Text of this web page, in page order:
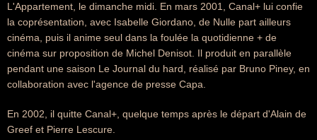
L'Appartement, le dimanche midi. En mars 2001, Canal+ lui confie
la coprésentation, avec Isabelle Giordano, de Nulle part ailleurs
cinéma, puis il anime seul dans la foulée la quotidienne + de
cinéma sur proposition de Michel Denisot. Il produit en parallèle
pendant une saison Le Journal du hard, réalisé par Bruno Piney, en
collaboration avec l'agence de presse Capa.
En 2002, il quitte Canal+, quelque temps après le départ d'Alain de
Greef et Pierre Lescure.